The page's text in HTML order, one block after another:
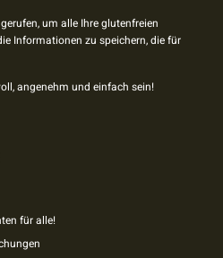
um alle Ihre glutenfreien
Informationen zu speichern, die für
angenehm und einfach sein!
für alle!